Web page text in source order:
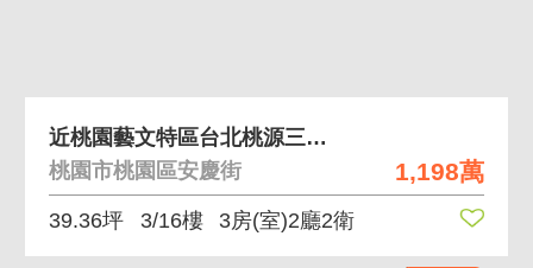
1,198萬
近桃園藝文特區台北桃源三房車
桃園市桃園區安慶街
39.36坪 3/16樓 3房(室)2廳2衛